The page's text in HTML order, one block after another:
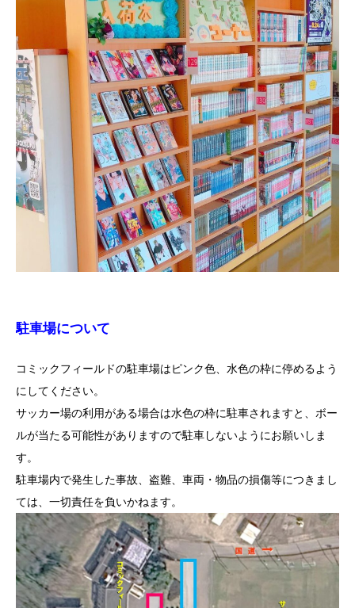
駐車場について
コミックフィールドの駐車場はピンク色、水色の枠に停めるよう
にしてください。
サッカー場の利用がある場合は水色の枠に駐車されますと、ボー
ルが当たる可能性がありますので駐車しないようにお願いしま
す。
駐車場内で発生した事故、盗難、車両・物品の損傷等につきまし
ては、一切責任を負いかねます。